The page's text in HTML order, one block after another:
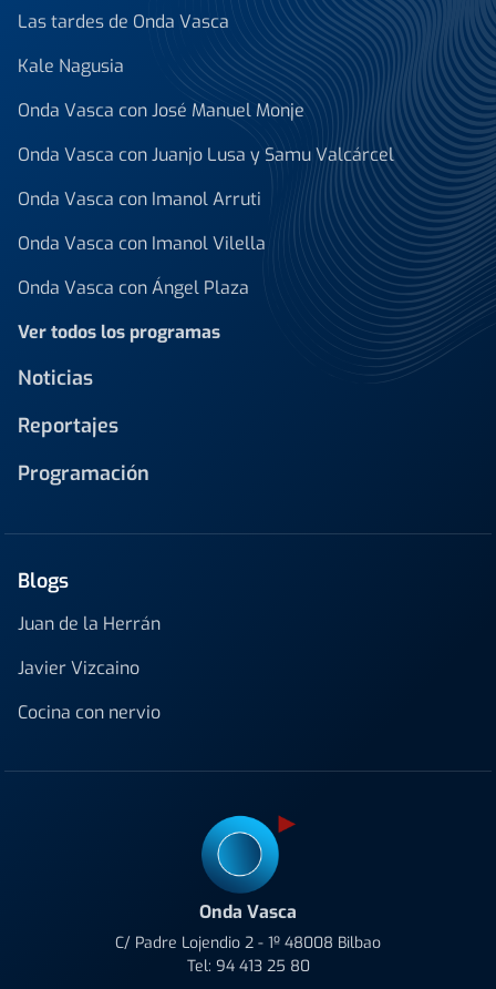
Las tardes de Onda Vasca
Kale Nagusia
Onda Vasca con José Manuel Monje
Onda Vasca con Juanjo Lusa y Samu Valcárcel
Onda Vasca con Imanol Arruti
Onda Vasca con Imanol Vilella
Onda Vasca con Ángel Plaza
Ver todos los programas
Noticias
Reportajes
Programación
Blogs
Juan de la Herrán
Javier Vizcaino
Cocina con nervio
Onda Vasca
C/ Padre Lojendio 2 - 1º 48008 Bilbao
Tel: 94 413 25 80